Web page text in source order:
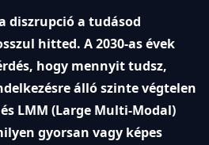
diszrupció a tudásod
hitted. A 2030-as évek
hogy mennyit tudsz,
álló szinte végtelen
LMM (Large Multi-Modal)
gyorsan vagy képes